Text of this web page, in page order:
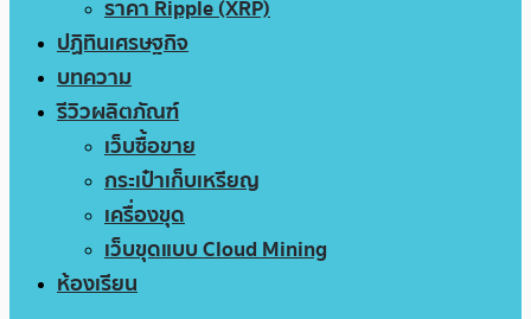
ราคา Ripple (XRP)
ปฏิทินเศรษฐกิจ
บทความ
รีวิวผลิตภัณฑ์
เว็บซื้อขาย
กระเป๋าเก็บเหรียญ
เครื่องขุด
เว็บขุดแบบ Cloud Mining
ห้องเรียน